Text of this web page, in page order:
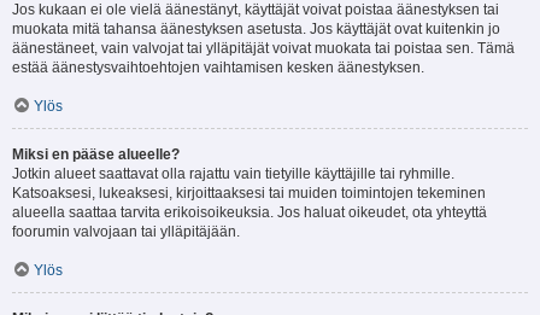
Jos kukaan ei ole vielä äänestänyt, käyttäjät voivat poistaa äänestyksen tai
muokata mitä tahansa äänestyksen asetusta. Jos käyttäjät ovat kuitenkin jo
äänestäneet, vain valvojat tai ylläpitäjät voivat muokata tai poistaa sen. Tämä
estää äänestysvaihtoehtojen vaihtamisen kesken äänestyksen.
Ylös
Miksi en pääse alueelle?
Jotkin alueet saattavat olla rajattu vain tietyille käyttäjille tai ryhmille.
Katsoaksesi, lukeaksesi, kirjoittaaksesi tai muiden toimintojen tekeminen
alueella saattaa tarvita erikoisoikeuksia. Jos haluat oikeudet, ota yhteyttä
foorumin valvojaan tai ylläpitäjään.
Ylös